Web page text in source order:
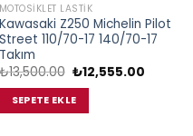
MOTOSIKLET LASTIK
Kawasaki Z250 Michelin Pilot
Street 110/70-17 140/70-17
Takım
₺13,500.00 Orijinal
fiyat:
₺13,500.00.
₺12,555.00Şu
SEPETE EKLE